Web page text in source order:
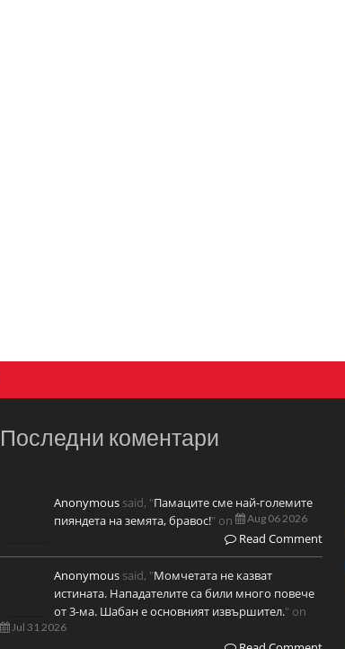
Последни коментари
Anonymous said, "Памаците сме най-големите
пияндета на земята, бравос!" on Aug 06 2026
Read Comment
Anonymous said, "Момчетата не казват
истината. Нападателите са били много повече
от 3-ма. Шабан е основният извършител." on
Jul 31 2026